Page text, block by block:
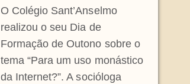
O Colégio Sant’Anselmo
realizou o seu Dia de
Formação de Outono sobre o
tema “Para um uso monástico
da Internet?”. A socióloga